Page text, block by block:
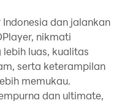
Simulator Indonesia
dengan jelas di
aplikasi
keyboard jauh lebih
dan Anda tidak perlu
Anda.
dan jalankan
nikmati
luas, kualitas
serta keterampilan
memukau.
dan ultimate,